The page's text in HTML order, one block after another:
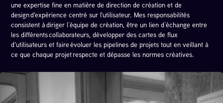
une expertise fine en matière de direction de création et de
designd'expérience centré sur l'utilisateur. Mes responsabilités
consistent àdiriger l’équipe de création, être un lien d’échange entre
les différentscollaborateurs, développer des cartes de flux
d'utilisateurs et faireévoluer les pipelines de projets tout en veillant à
ce que chaque projetrespecte et dépasse les normes créatives.